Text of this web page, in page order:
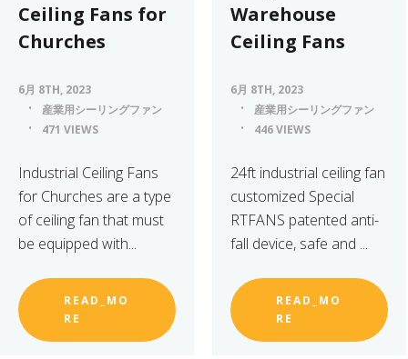
Ceiling Fans for
Churches
6月 8TH, 2023
産業用シーリングファン
471 VIEWS
​Industrial Ceiling Fans
for Churches are a type
of ceiling fan that must
be equipped with...
READ_MO
RE
Warehouse
Ceiling Fans
6月 8TH, 2023
産業用シーリングファン
446 VIEWS
24ft industrial ceiling fan
customized Special
RTFANS patented anti-
fall device, safe and ...
READ_MO
RE